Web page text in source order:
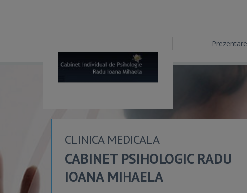
Prezentare
CLINICA MEDICALA
CABINET PSIHOLOGIC RADU
IOANA MIHAELA